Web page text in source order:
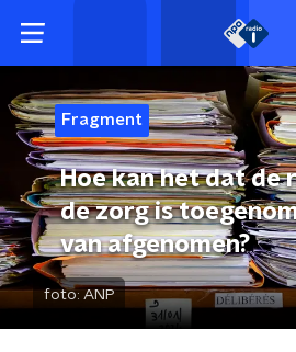
Fragment
Hoe kan het dat de
de zorg is
van afgenomen?
foto: ANP